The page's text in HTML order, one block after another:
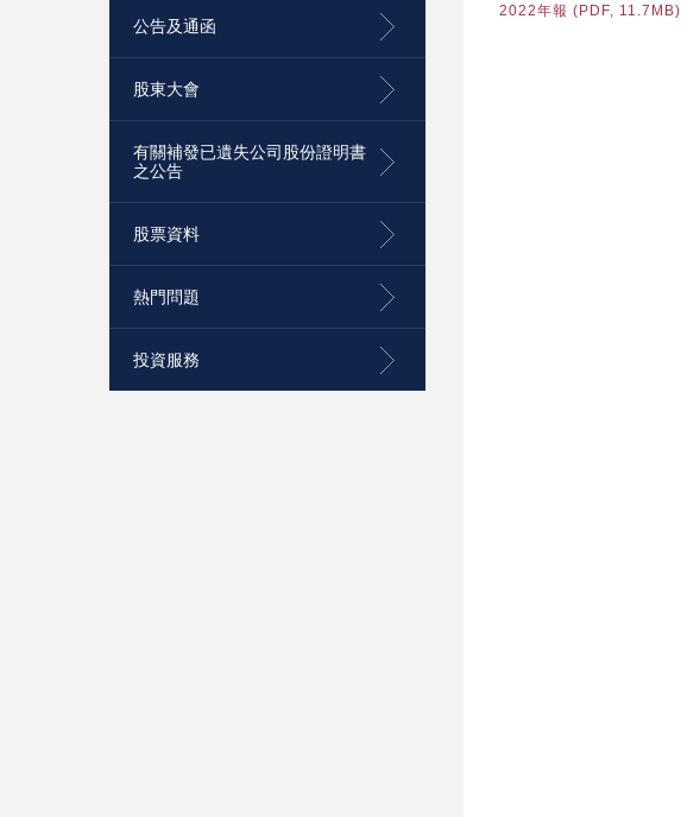
公告及通函
股東大會
有關補發已遺失公司股份證明書
之公告
股票資料
熱門問題
投資服務
2022年報 (PDF, 11.7MB)